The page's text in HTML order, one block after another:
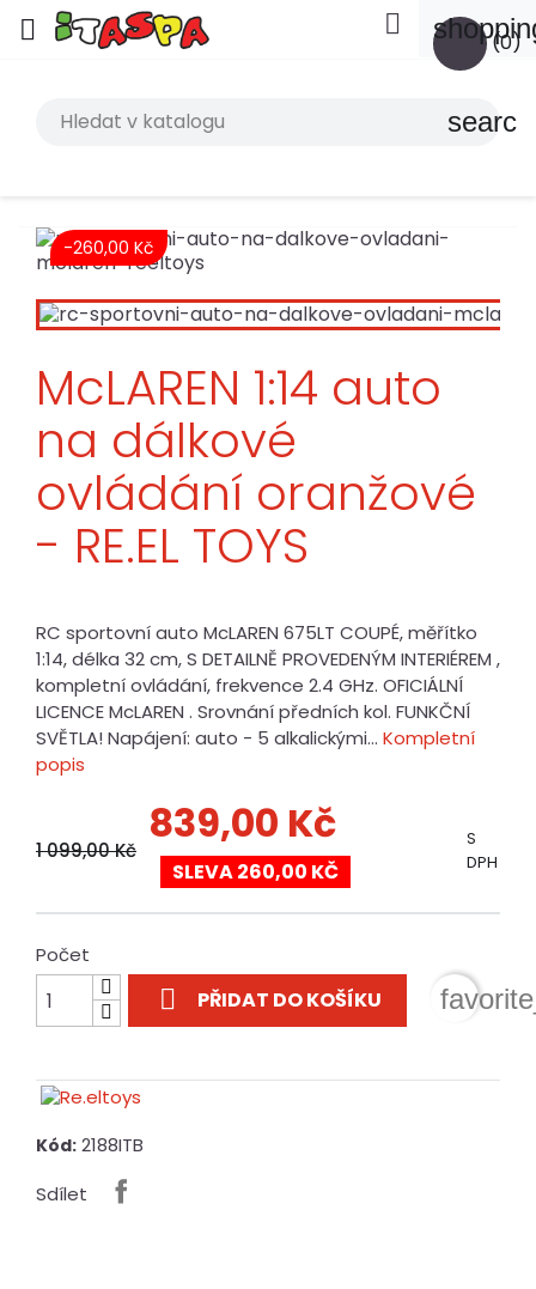
 (0)

search
-260,00 Kč
McLAREN 1:14 auto
na dálkové
ovládání oranžové
- RE.EL TOYS
RC sportovní auto McLAREN 675LT COUPÉ, měřítko
1:14, délka 32 cm, S DETAILNĚ PROVEDENÝM INTERIÉREM ,
kompletní ovládání, frekvence 2.4 GHz. OFICIÁLNÍ
LICENCE McLAREN . Srovnání předních kol. FUNKČNÍ
SVĚTLA! Napájení: auto - 5 alkalickými... Kompletní
popis
1 099,00 Kč
839,00 Kč
SLEVA 260,00 KČ
S
DPH
Počet
 PŘIDAT DO KOŠÍKU
Kód: 2188ITB
Sdílet